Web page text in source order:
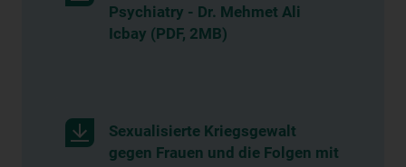
Psychiatry - Dr. Mehmet Ali
Icbay (PDF, 2MB)
Sexualisierte Kriegsgewalt
gegen Frauen und die Folgen mit